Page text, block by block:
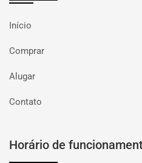
Início
Comprar
Alugar
Contato
Horário de